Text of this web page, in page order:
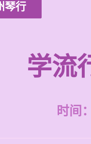
琴行
学流
时间